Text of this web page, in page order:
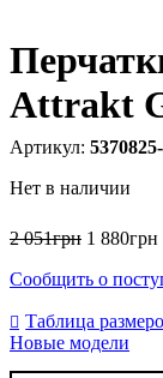
Attrakt
Нет в наличии
2 051грн 1 880грн
Сообщить о
Таблица
Новые модели